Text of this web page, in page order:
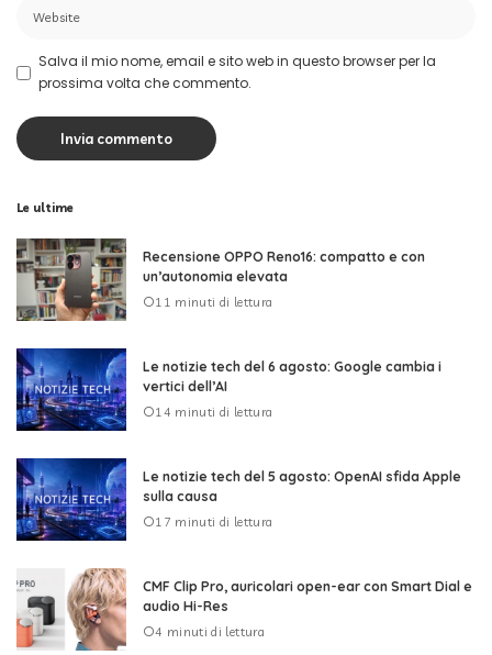
Salva il mio nome, email e sito web in questo browser per la
prossima volta che commento.
Le ultime
Recensione OPPO Reno16: compatto e con
un’autonomia elevata
11 minuti di lettura
Le notizie tech del 6 agosto: Google cambia i
vertici dell’AI
14 minuti di lettura
Le notizie tech del 5 agosto: OpenAI sfida Apple
sulla causa
17 minuti di lettura
CMF Clip Pro, auricolari open-ear con Smart Dial e
audio Hi-Res
4 minuti di lettura